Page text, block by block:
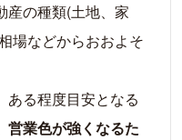
産の種類(土地、家
場などからおおよそ
ある程度目安となる
営業色が強くなるた